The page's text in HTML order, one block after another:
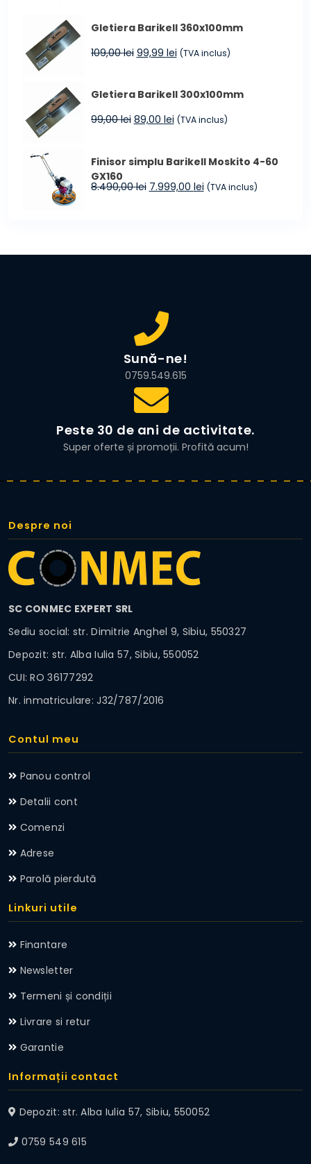
fost:
79,99 lei.
Gletiera Barikell 360x100mm
109,00lei Prețul
fost:
99,99 leiPrețul
99,99 lei.
(TVA inclus)
Gletiera Barikell 300x100mm
99,00lei Prețul
fost:
89,00 leiPrețul
89,00 lei.
(TVA inclus)
Finisor simplu Barikell Moskito 4-60
GX160
8.490,00lei Prețul
7.999,00 leiPrețul
(TVA inclus)
Sună-ne!
0759.549.615
Peste 30 de ani de activitate.
Super oferte și promoții. Profită acum!
Despre noi
SC CONMEC EXPERT SRL
Sediu social: str. Dimitrie Anghel 9, Sibiu, 550327
Depozit: str. Alba Iulia 57, Sibiu, 550052
CUI: RO 36177292
Nr. inmatriculare: J32/787/2016
Contul meu
Panou control
Detalii cont
Comenzi
Adrese
Parolă pierdută
Linkuri utile
Finantare
Newsletter
Termeni și condiții
Livrare si retur
Garantie
Informații contact
Depozit: str. Alba Iulia 57, Sibiu, 550052
0759 549 615